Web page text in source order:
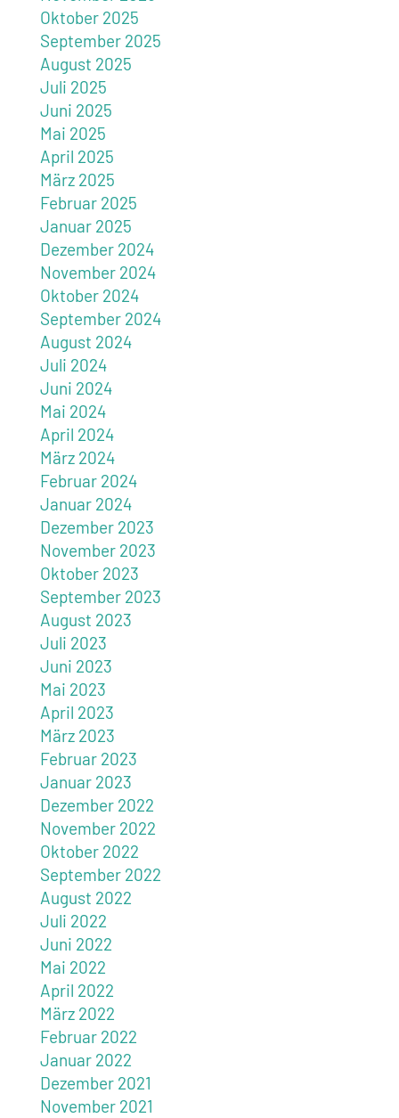
Oktober 2025
September 2025
August 2025
Juli 2025
Juni 2025
Mai 2025
April 2025
März 2025
Februar 2025
Januar 2025
Dezember 2024
November 2024
Oktober 2024
September 2024
August 2024
Juli 2024
Juni 2024
Mai 2024
April 2024
März 2024
Februar 2024
Januar 2024
Dezember 2023
November 2023
Oktober 2023
September 2023
August 2023
Juli 2023
Juni 2023
Mai 2023
April 2023
März 2023
Februar 2023
Januar 2023
Dezember 2022
November 2022
Oktober 2022
September 2022
August 2022
Juli 2022
Juni 2022
Mai 2022
April 2022
März 2022
Februar 2022
Januar 2022
Dezember 2021
November 2021